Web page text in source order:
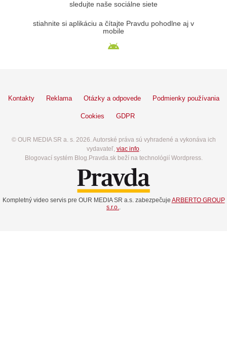
sledujte naše sociálne siete
stiahnite si aplikáciu a čítajte Pravdu pohodlne aj v
mobile
Kontakty Reklama Otázky a odpovede Podmienky používania
Cookies GDPR
© OUR MEDIA SR a. s. 2026. Autorské práva sú vyhradené a vykonáva ich
vydavateľ, viac info.
Blogovací systém Blog.Pravda.sk beží na technológií Wordpress.
Kompletný video servis pre OUR MEDIA SR a.s. zabezpečuje ARBERTO GROUP
s.r.o..